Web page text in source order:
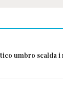
umbro scalda i